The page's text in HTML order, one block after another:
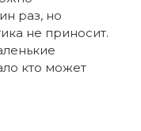
раз, но
не приносит.
кто может